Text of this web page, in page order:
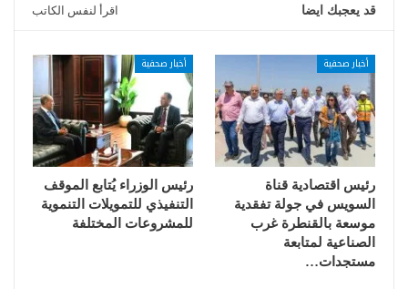
قد يعجبك ايضا اقرأ لنفس الكاتب
أخبار صحفية
رئيس اقتصادية قناة
السويس في جولة تفقدية
موسعة بالقنطرة غرب
الصناعية لمتابعة
مستجدات…
أخبار صحفية
رئيس الوزراء يُتابع الموقف
التنفيذي للتمويلات التنموية
للمشروعات المختلفة